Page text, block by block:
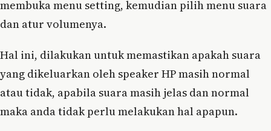
membuka menu setting, kemudian pilih menu suara
dan atur volumenya.
Hal ini, dilakukan untuk memastikan apakah suara
yang dikeluarkan oleh speaker HP masih normal
atau tidak, apabila suara masih jelas dan normal
maka anda tidak perlu melakukan hal apapun.